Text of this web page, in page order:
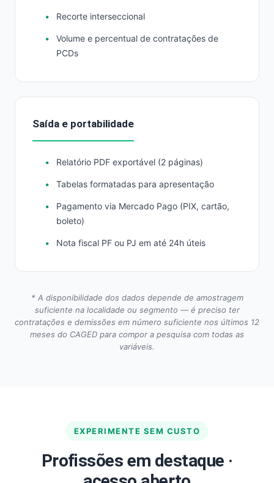
Recorte interseccional
Volume e percentual de contratações de
PCDs
Saída e portabilidade
Relatório PDF exportável (2 páginas)
Tabelas formatadas para apresentação
Pagamento via Mercado Pago (PIX, cartão,
boleto)
Nota fiscal PF ou PJ em até 24h úteis
* A disponibilidade dos dados depende de amostragem
suficiente na localidade ou segmento — é preciso ter
contratações e demissões em número suficiente nos últimos 12
meses do CAGED para compor a pesquisa com todas as
variáveis.
EXPERIMENTE SEM CUSTO
Profissões em destaque ·